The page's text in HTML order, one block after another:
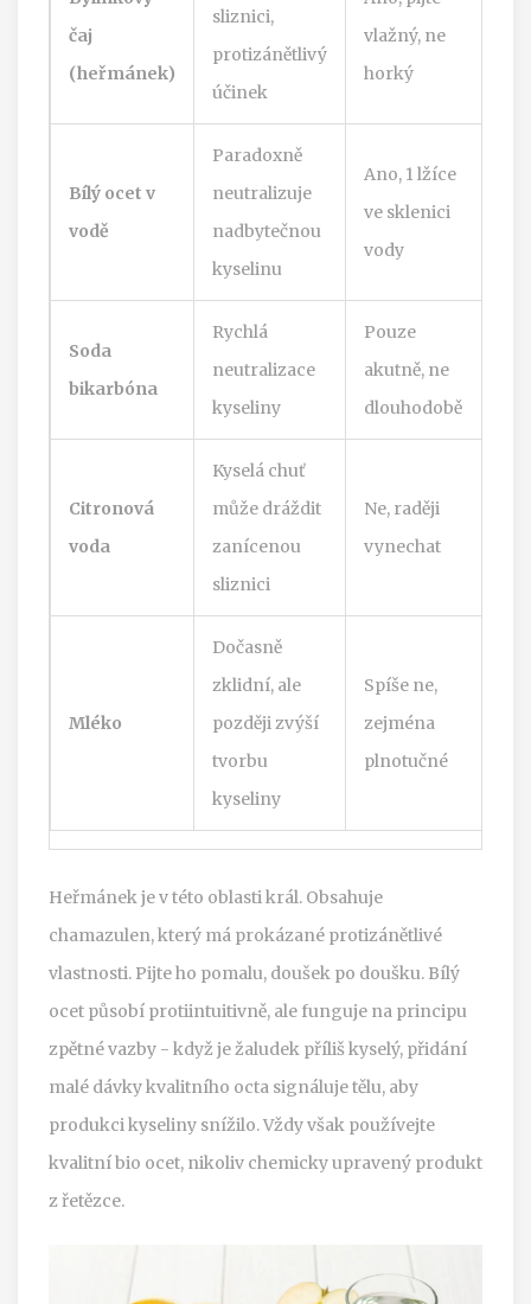
čaj
(heřmánek)
sliznici,
protizánětlivý
účinek
vlažný, ne
horký
Bílý ocet v
vodě
Paradoxně
neutralizuje
nadbytečnou
kyselinu
Ano, 1 lžíce
ve sklenici
vody
Soda
bikarbóna
Rychlá
neutralizace
kyseliny
Pouze
akutně, ne
dlouhodobě
Citronová
voda
Kyselá chuť
může dráždit
zanícenou
sliznici
Ne, raději
vynechat
Mléko
Dočasně
zklidní, ale
později zvýší
tvorbu
kyseliny
Spíše ne,
zejména
plnotučné
Heřmánek je v této oblasti král. Obsahuje
chamazulen, který má prokázané protizánětlivé
vlastnosti. Pijte ho pomalu, doušek po doušku. Bílý
ocet působí protiintuitivně, ale funguje na principu
zpětné vazby - když je žaludek příliš kyselý, přidání
malé dávky kvalitního octa signáluje tělu, aby
produkci kyseliny snížilo. Vždy však používejte
kvalitní bio ocet, nikoliv chemicky upravený produkt
z řetězce.